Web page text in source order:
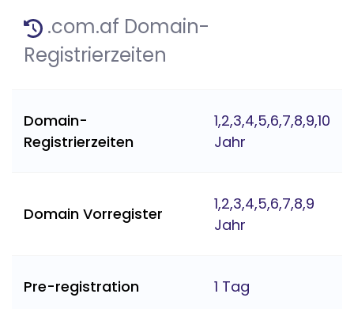
.com.af Domain-
Registrierzeiten
Domain-
Registrierzeiten
1,2,3,4,5,6,7,8,9,10
Jahr
Domain Vorregister
1,2,3,4,5,6,7,8,9
Jahr
Pre-registration 1 Tag